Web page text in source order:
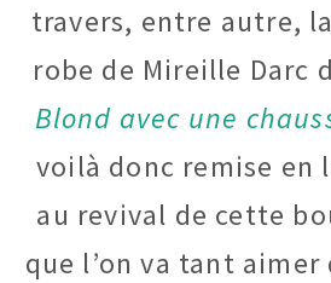
travers, entre autre,
robe de Mireille Darc
Blond avec une
voilà donc remise en
au revival de cette
que l’on va tant aimer